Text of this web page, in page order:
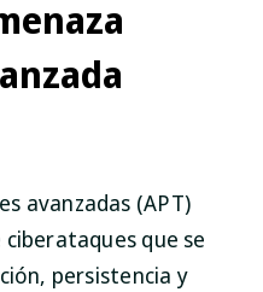
avanzadas (APT)
que se
persistencia y